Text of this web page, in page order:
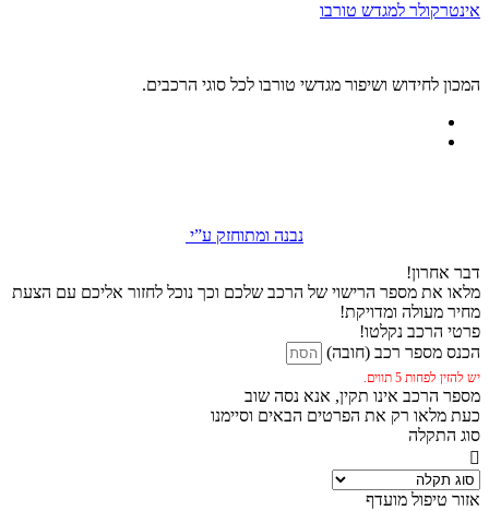
אינטרקולר למגדש טורבו
המכון לחידוש ושיפור מגדשי טורבו לכל סוגי הרכבים.
נבנה ומתוחזק ע”י
דבר אחרון!
מלאו את מספר הרישוי של הרכב שלכם וכך נוכל לחזור אליכם עם הצעת
מחיר מעולה ומדויקת!
פרטי הרכב נקלטו!
הכנס מספר רכב (חובה)
יש להזין לפחות 5 תווים.
מספר הרכב אינו תקין, אנא נסה שוב
כעת מלאו רק את הפרטים הבאים וסיימנו
סוג התקלה
אזור טיפול מועדף